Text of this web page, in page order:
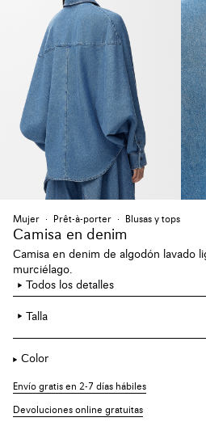
Mujer Prêt-à-porter Blusas y tops
Camisa en denim
Camisa en denim de algodón lavado
murciélago.
Todos los detalles
Talla
Color
Envío gratis en 2-7 días hábiles
Devoluciones online gratuitas